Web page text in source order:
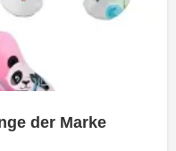
der Marke